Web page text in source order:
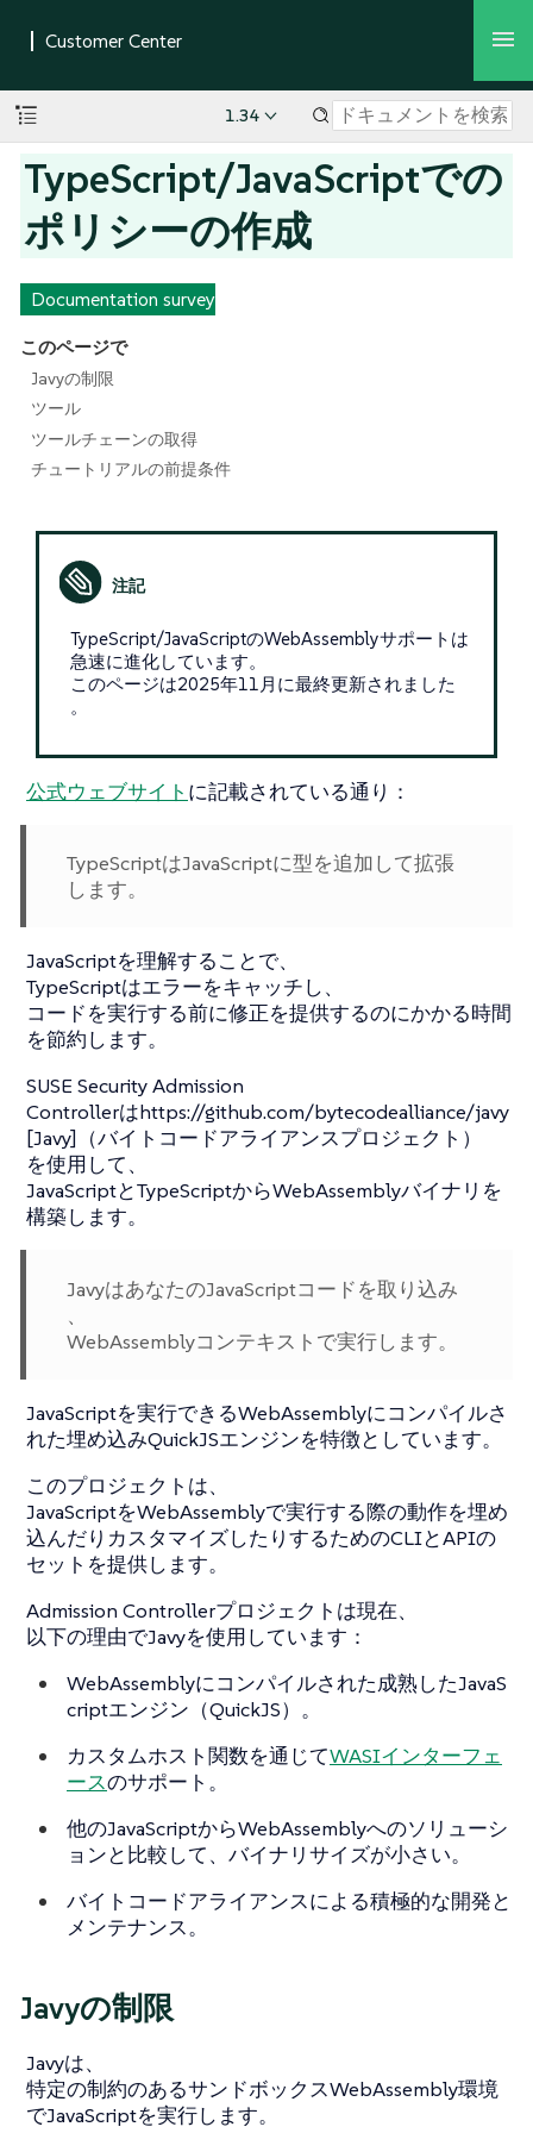
1.34
TypeScript/JavaScriptでの
ポリシーの作成
Documentation survey
このページで
Javyの制限
ツール
ツールチェーンの取得
チュートリアルの前提条件
TypeScript/JavaScriptのWebAssemblyサポートは
急速に進化しています。
このページは2025年11月に最終更新されました
。
公式ウェブサイト に記載されている通り：
TypeScriptはJavaScriptに型を追加して拡張
します。
JavaScriptを理解することで、
TypeScriptはエラーをキャッチし、
コードを実行する前に修正を提供するのにかかる時間
を節約します。
SUSE Security Admission
Controllerはhttps://github.com/bytecodealliance/javy
[Javy]（バイトコードアライアンスプロジェクト）
を使用して、
JavaScriptとTypeScriptからWebAssemblyバイナリを
構築します。
JavyはあなたのJavaScriptコードを取り込み
、
WebAssemblyコンテキストで実行します。
JavaScriptを実行できるWebAssemblyにコンパイルさ
れた埋め込みQuickJSエンジンを特徴としています。
このプロジェクトは、
JavaScriptをWebAssemblyで実行する際の動作を埋め
込んだりカスタマイズしたりするためのCLIとAPIの
セットを提供します。
Admission Controllerプロジェクトは現在、
以下の理由でJavyを使用しています：
WebAssemblyにコンパイルされた成熟したJavaS
criptエンジン（QuickJS）。
カスタムホスト関数を通じてWASIインターフェ
ースのサポート。
他のJavaScriptからWebAssemblyへのソリューシ
ョンと比較して、バイナリサイズが小さい。
バイトコードアライアンスによる積極的な開発と
メンテナンス。
Javyの制限
Javyは、
特定の制約のあるサンドボックスWebAssembly環境
でJavaScriptを実行します。